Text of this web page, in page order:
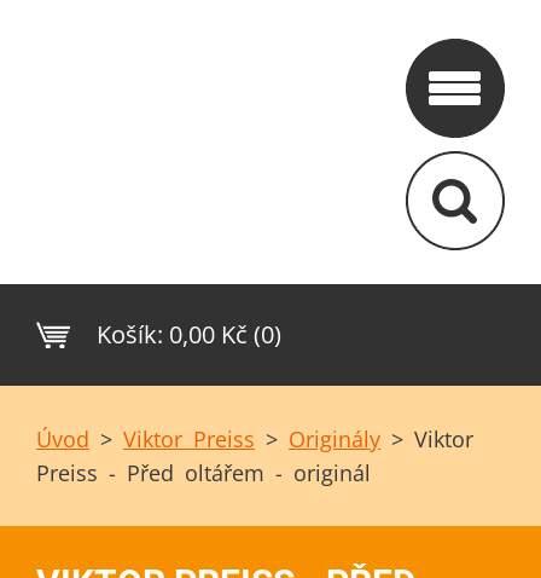
Košík: 0,00 Kč (0)
Úvod > Viktor Preiss > Originály > Viktor
Preiss - Před oltářem - originál